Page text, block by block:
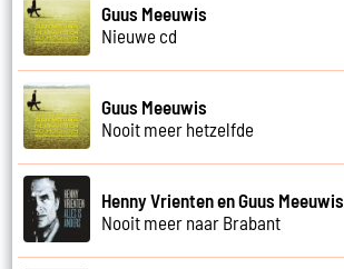
Guus Meeuwis
Nieuwe cd
Guus Meeuwis
Nooit meer hetzelfde
Henny Vrienten en Guus Meeuwis
Nooit meer naar Brabant